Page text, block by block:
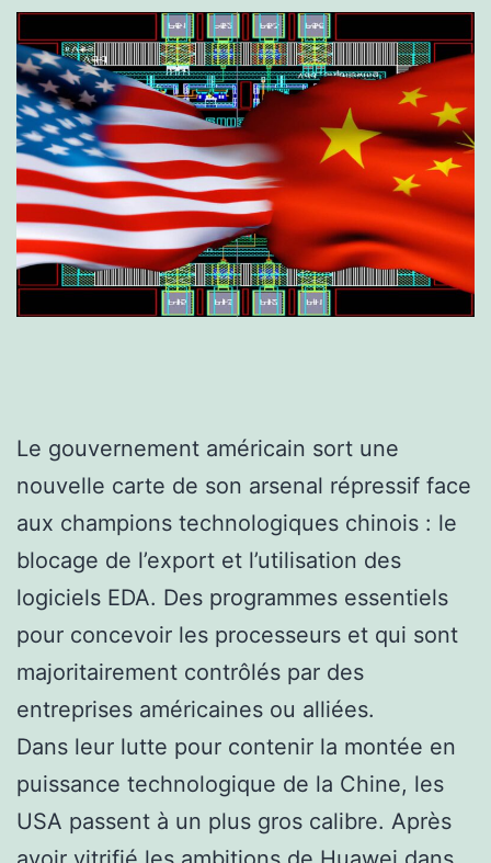
Le gouvernement américain sort une
nouvelle carte de son arsenal répressif face
aux champions technologiques chinois : le
blocage de l’export et l’utilisation des
logiciels EDA. Des programmes essentiels
pour concevoir les processeurs et qui sont
majoritairement contrôlés par des
entreprises américaines ou alliées.
Dans leur lutte pour contenir la montée en
puissance technologique de la Chine, les
USA passent à un plus gros calibre. Après